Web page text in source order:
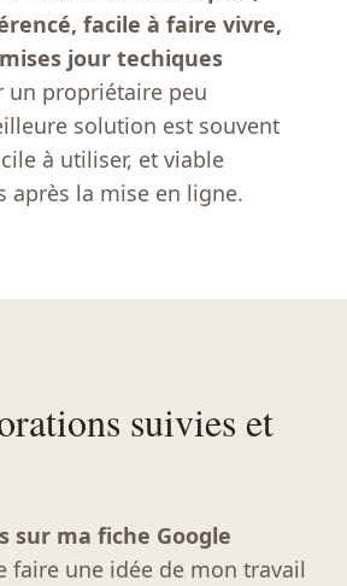
facile à faire vivre,
jour techiques
un propriétaire peu
solution est souvent
à utiliser, et viable
après la mise en ligne.
suivies et
sur ma fiche Google
faire une idée de mon travail